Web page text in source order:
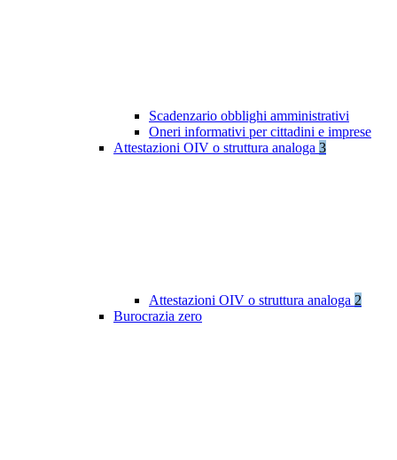
Scadenzario obblighi amministrativi
Oneri informativi per cittadini e imprese
Attestazioni OIV o struttura analoga 3
Attestazioni OIV o struttura analoga 2
Burocrazia zero